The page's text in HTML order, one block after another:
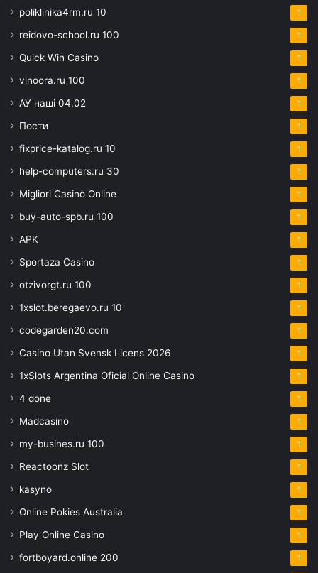
poliklinika4rm.ru 10 1
reidovo-school.ru 100 1
Quick Win Casino 1
vinoora.ru 100 1
АУ наші 04.02 1
Пости 1
fixprice-katalog.ru 10 1
help-computers.ru 30 1
Migliori Casinò Online 1
buy-auto-spb.ru 100 1
APK 1
Sportaza Casino 1
otzivorgt.ru 100 1
1xslot.beregaevo.ru 10 1
codegarden20.com 1
Casino Utan Svensk Licens 2026 1
1xSlots Argentina Oficial Online Casino 1
4 done 1
Madcasino 1
my-busines.ru 100 1
Reactoonz Slot 1
kasyno 1
Online Pokies Australia 1
Play Online Casino 1
fortboyard.online 200 1